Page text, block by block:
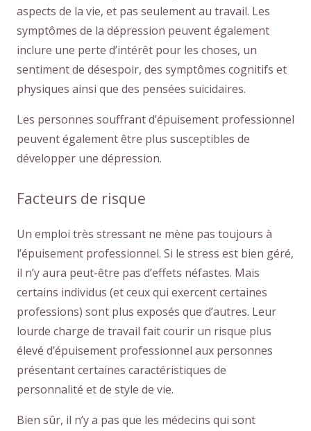
aspects de la vie, et pas seulement au travail. Les
symptômes de la dépression peuvent également
inclure une perte d’intérêt pour les choses, un
sentiment de désespoir, des symptômes cognitifs et
physiques ainsi que des pensées suicidaires.
Les personnes souffrant d’épuisement professionnel
peuvent également être plus susceptibles de
développer une dépression.
Facteurs de risque
Un emploi très stressant ne mène pas toujours à
l’épuisement professionnel. Si le stress est bien géré,
il n’y aura peut-être pas d’effets néfastes. Mais
certains individus (et ceux qui exercent certaines
professions) sont plus exposés que d’autres. Leur
lourde charge de travail fait courir un risque plus
élevé d’épuisement professionnel aux personnes
présentant certaines caractéristiques de
personnalité et de style de vie.
Bien sûr, il n’y a pas que les médecins qui sont